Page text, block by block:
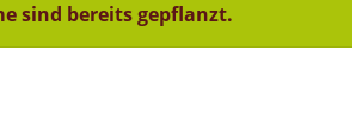
sind bereits gepflanzt.